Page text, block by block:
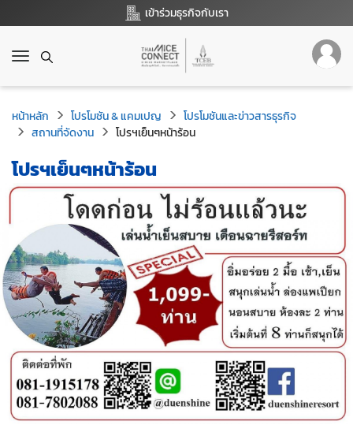
เข้าร่วมธุรกิจกับเรา
T
g
g
l
e
a
v
a
t
i
o
หน้าหลัก โปรโมชัน & แคมเปญ
โปรโมชันและข่าวสารธุรกิจ
สถานที่จัดงาน
โปรฯเย็นๆหน้าร้อน
โปรฯเย็นๆหน้าร้อน